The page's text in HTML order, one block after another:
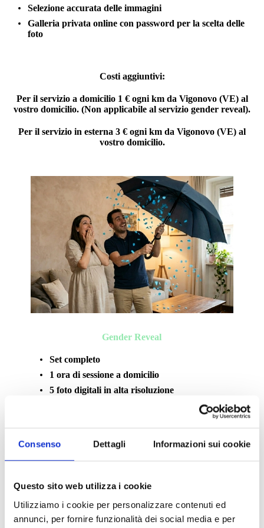
Consenso Dettagli Informazioni sui cookie
Questo sito web utilizza i cookie
Utilizziamo i cookie per personalizzare contenuti ed
annunci, per fornire funzionalità dei social media e per
Selezione accurata delle immagini
Galleria privata online con password per la scelta delle
foto
Costi aggiuntivi:
Per il servizio a domicilio 1 € ogni km da Vigonovo (VE) al
vostro domicilio. (Non applicabile al servizio gender reveal).
Per il servizio in esterna 3 € ogni km da Vigonovo (VE) al
vostro domicilio.
Gender Reveal
Set completo
1 ora di sessione a domicilio
5 foto digitali in alta risoluzione